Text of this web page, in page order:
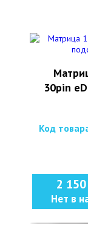
30pin
Код
2
Нет в